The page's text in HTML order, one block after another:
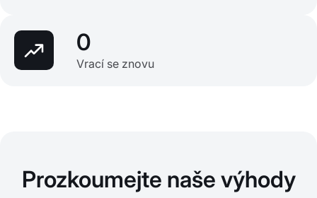
0
Vrací se znovu
Prozkoumejte naše výhody